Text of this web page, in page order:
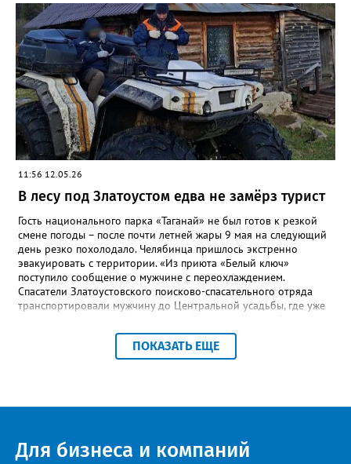
аккуратно вставила её в рот и зафиксировала язык. Воздух
снова пошел в лёгкие – человек задышал. Полицейский
удерживала его в таком положении до приезда скорой», -
рассказали в златоустовском ОМВД. Пострадавшего доставили
в больницу с ушибами. Руководство ГУ МВД и
Законодательное собрание области решают вопрос о
награждении Александры Робертус.
11:56 12.05.26
В лесу под Златоустом едва не замёрз турист
Гость национального парка «Таганай» не был готов к резкой
смене погоды – после почти летней жары 9 мая на следующий
день резко похолодало. Челябинца пришлось экстренно
эвакуировать с территории. «Из приюта «Белый ключ»
поступило сообщение о мужчине с переохлаждением.
Спасатели Златоустовского поисково-спасательного отряда
транспортировали мужчину до Центральной усадьбы, где уже
пресс-центре ПСС по Челябинской области. К счастью, это был
единственный инцидент за все праздничные выходные,
отметили в ПСС. Всего за время традиционного дежурства
были гости из Нижнего Тагила, Перми, Тюмени, Казани, Москвы,
ПОКАЗАТЬ ЕЩЕ
Для бизнеса и компаний